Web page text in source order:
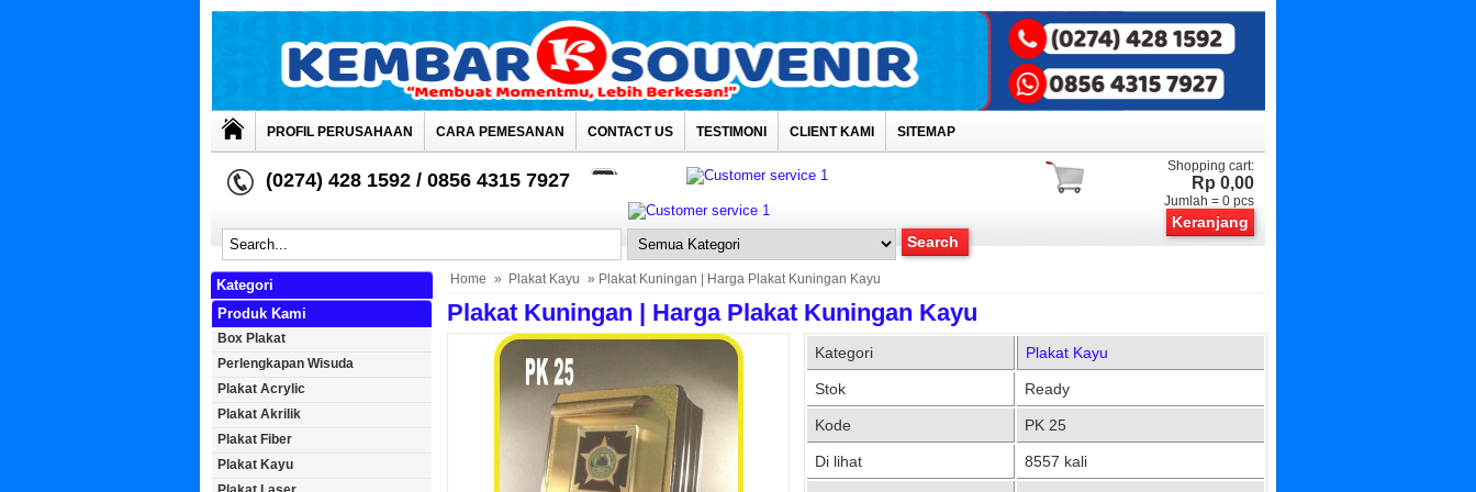
PROFIL PERUSAHAAN CARA PEMESANAN CONTACT US TESTIMONI CLIENT KAMI SITEMAP
Shopping cart:
Rp 0,00
Jumlah = 0 pcs
Keranjang
(0274) 428 1592 / 0856 4315 7927
Home » Plakat Kayu » Plakat Kuningan | Harga Plakat Kuningan Kayu
Plakat Kuningan | Harga Plakat Kuningan Kayu
Kategori Plakat Kayu
Stok Ready
Kode PK 25
Di lihat 8557 kali
Kategori
Produk Kami
Box Plakat
Perlengkapan Wisuda
Plakat Acrylic
Plakat Akrilik
Plakat Fiber
Plakat Kayu